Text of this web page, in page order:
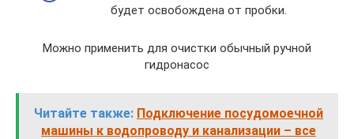
будет освобождена от пробки.
Можно применить для очистки обычный ручной
гидронасос
Читайте также: Подключение посудомоечной
машины к водопроводу и канализации – все